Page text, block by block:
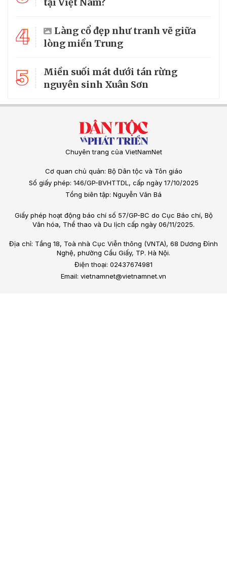
tại Việt Nam?
4
Làng cổ đẹp như tranh vẽ giữa
lòng miền Trung
5
Miền suối mát dưới tán rừng
nguyên sinh Xuân Sơn
Chuyên trang của VietNamNet
Cơ quan chủ quản: Bộ Dân tộc và Tôn giáo
Số giấy phép: 146/GP-BVHTTDL, cấp ngày 17/10/2025
Tổng biên tập: Nguyễn Văn Bá
Giấy phép hoạt động báo chí số 57/GP-BC do Cục Báo chí, Bộ
Văn hóa, Thể thao và Du lịch cấp ngày 06/11/2025.
Địa chỉ: Tầng 18, Toà nhà Cục Viễn thông (VNTA), 68 Dương Đình
Nghệ, phường Cầu Giấy, TP. Hà Nội.
Điện thoại: 02437674981
Email: vietnamnet@vietnamnet.vn